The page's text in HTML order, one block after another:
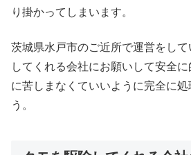
り掛かってしまいます。
茨城県水戸市のご近所で運営をし
してくれる会社にお願いして安全
に苦しまなくていいように完全に処
う。